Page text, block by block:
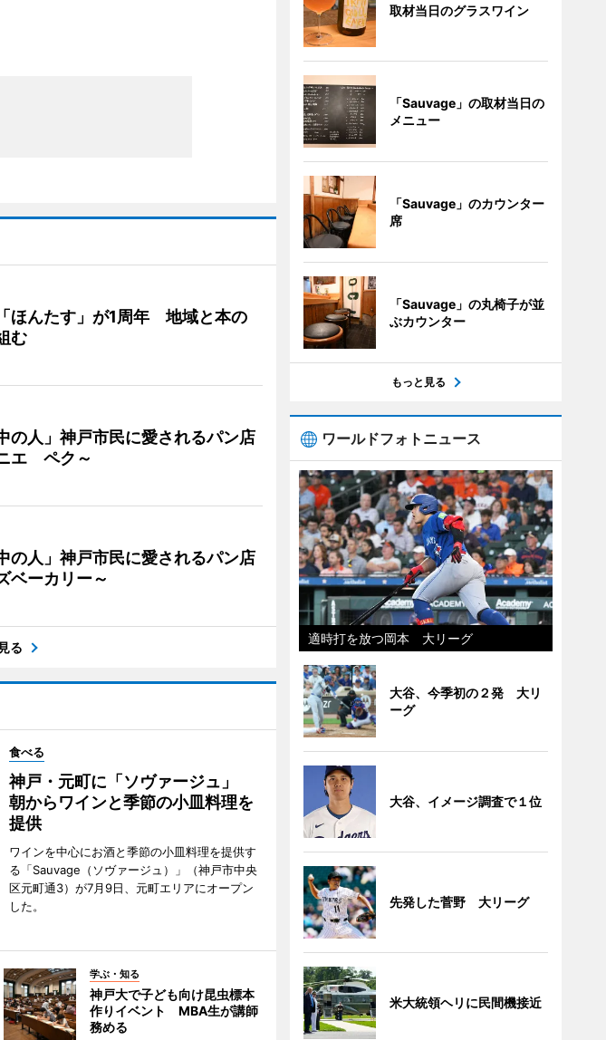
ほんたす」が1周年 地域と本の
む
の人」神戸市民に愛されるパン店
エ ペク～
の人」神戸市民に愛されるパン店
ーカリー～
る
食べる
神戸・元町に「ソヴァージュ」
朝からワインと季節の小皿料理を
提供
ワインを中心にお酒と季節の小皿料理を提供す
る「Sauvage（ソヴァージュ）」（神戸市中央
区元町通3）が7月9日、元町エリアにオープン
した。
学ぶ・知る
神戸大で子ども向け昆虫標本
作りイベント MBA生が講師
務める
取材当日のグラスワイン
「Sauvage」の取材当日の
メニュー
「Sauvage」のカウンター
席
「Sauvage」の丸椅子が並
ぶカウンター
もっと見る
ワールドフォトニュース
適時打を放つ岡本 大リーグ
大谷、今季初の２発 大リ
ーグ
大谷、イメージ調査で１位
先発した菅野 大リーグ
米大統領ヘリに民間機接近